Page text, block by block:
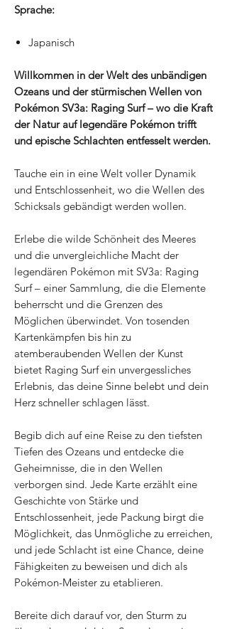
Sprache:
Japanisch
Willkommen in der Welt des unbändigen
Ozeans und der stürmischen Wellen von
Pokémon SV3a: Raging Surf – wo die Kraft
der Natur auf legendäre Pokémon trifft
und epische Schlachten entfesselt werden.
Tauche ein in eine Welt voller Dynamik
und Entschlossenheit, wo die Wellen des
Schicksals gebändigt werden wollen.
Erlebe die wilde Schönheit des Meeres
und die unvergleichliche Macht der
legendären Pokémon mit SV3a: Raging
Surf – einer Sammlung, die die Elemente
beherrscht und die Grenzen des
Möglichen überwindet. Von tosenden
Kartenkämpfen bis hin zu
atemberaubenden Wellen der Kunst
bietet Raging Surf ein unvergessliches
Erlebnis, das deine Sinne belebt und dein
Herz schneller schlagen lässt.
Begib dich auf eine Reise zu den tiefsten
Tiefen des Ozeans und entdecke die
Geheimnisse, die in den Wellen
verborgen sind. Jede Karte erzählt eine
Geschichte von Stärke und
Entschlossenheit, jede Packung birgt die
Möglichkeit, das Unmögliche zu erreichen,
und jede Schlacht ist eine Chance, deine
Fähigkeiten zu beweisen und dich als
Pokémon-Meister zu etablieren.
Bereite dich darauf vor, den Sturm zu